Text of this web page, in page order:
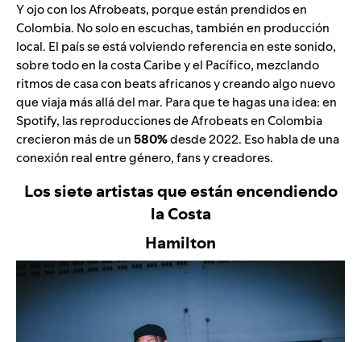
Y ojo con los Afrobeats, porque están prendidos en
Colombia. No solo en escuchas, también en producción
local. El país se está volviendo referencia en este sonido,
sobre todo en la costa Caribe y el Pacífico, mezclando
ritmos de casa con beats africanos y creando algo nuevo
que viaja más allá del mar. Para que te hagas una idea: en
Spotify, las reproducciones de Afrobeats en Colombia
crecieron más de un580%desde 2022. Eso habla de una
conexión real entre género, fans y creadores.
Los siete artistas que están encendiendo
la Costa
Hamilton